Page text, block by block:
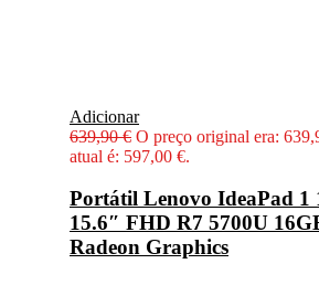
Adicionar
639,90€ O preço original era:
atual é: 597,00 €.
Portátil Lenovo IdeaPad 1
15.6″ FHD R7 5700U
Radeon Graphics